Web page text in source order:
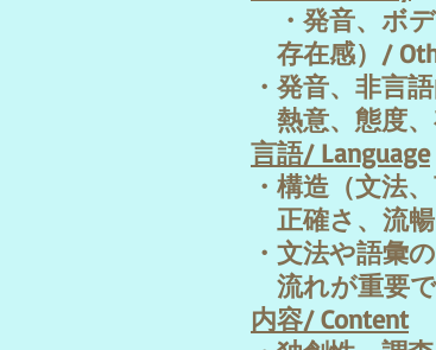
・発音、ボデ
存在感）/
・発音、非言
熱意、態度、
言語/ Language
・構造（文法
正確さ、流暢
・文法や語彙
流れが重要で
内容/ Content